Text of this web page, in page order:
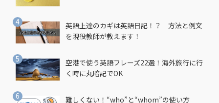
英語上達のカギは英語日記！？ 方法と例文
を現役教師が教えます！
空港で使う英語フレーズ22選！海外旅行に行
く時に丸暗記でOK
難しくない！“who”と“whom”の使い方